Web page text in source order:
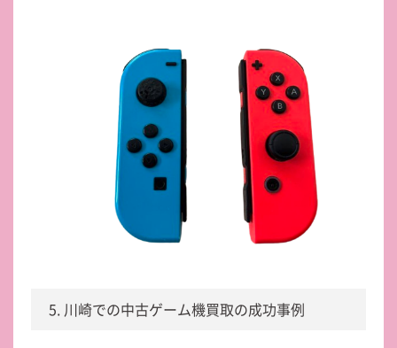
5. 川崎での中古ゲーム機買取の成功事例